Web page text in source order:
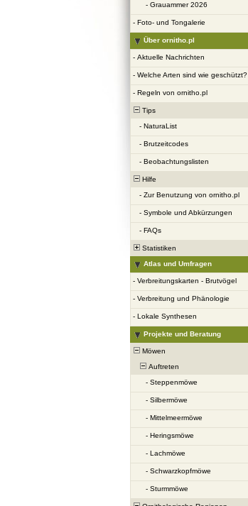
- Grauammer 2026
- Foto- und Tongalerie
Über ornitho.pl
- Aktuelle Nachrichten
- Welche Arten sind wie geschützt?
- Regeln von ornitho.pl
Tips
- NaturaList
- Brutzeitcodes
- Beobachtungslisten
Hilfe
- Zur Benutzung von ornitho.pl
- Symbole und Abkürzungen
- FAQs
Statistiken
Atlas und Umfragen
- Verbreitungskarten - Brutvögel
- Verbreitung und Phänologie
- Lokale Synthesen
Projekte und Beratung
Möwen
Auftreten
- Steppenmöwe
- Silbermöwe
- Mittelmeermöwe
- Heringsmöwe
- Lachmöwe
- Schwarzkopfmöwe
- Sturmmöwe